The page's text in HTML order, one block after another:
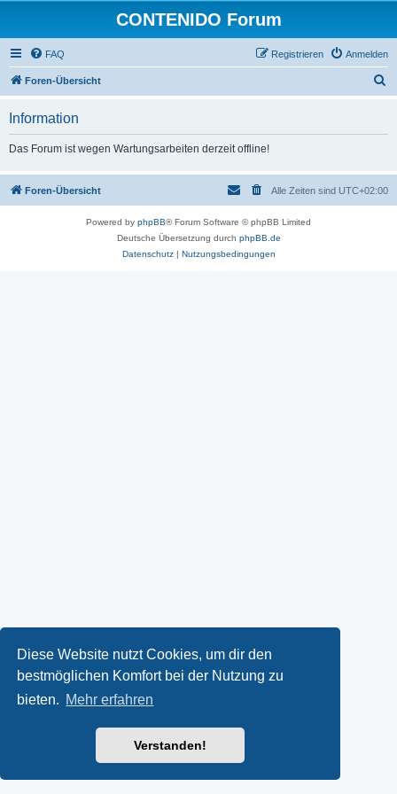
Diese Website nutzt Cookies, um dir den
bestmöglichen Komfort bei der Nutzung zu
bieten. Mehr erfahren
Verstanden!
CONTENIDO Forum
FAQ Anmelden
Registrieren
Foren-Übersicht
Information
Das Forum ist wegen Wartungsarbeiten derzeit offline!
Foren-Übersicht Alle Zeiten sind UTC+02:00
Powered by phpBB® Forum Software © phpBB Limited
Deutsche Übersetzung durch phpBB.de
Datenschutz| Nutzungsbedingungen